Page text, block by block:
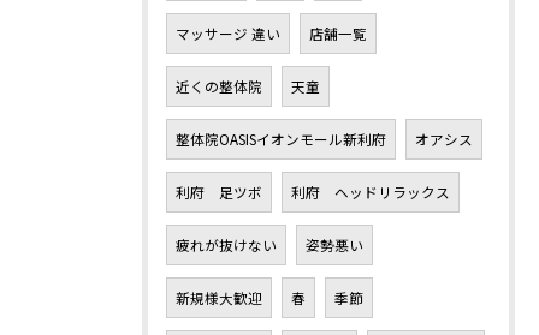
マッサージ 違い 店舗一覧
近くの整体院 天童
整体院OASISイオンモール新利府 オアシス
利府 足ツボ 利府 ヘッドリラックス
疲れが抜けない 姿勢悪い
新規様大歓迎 春 季節